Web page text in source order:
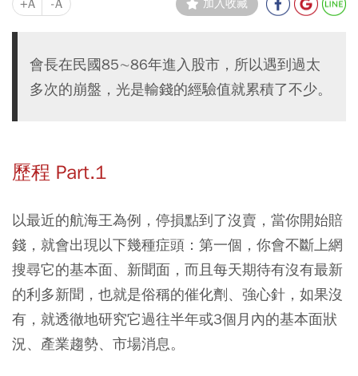
+A -A 加入收藏
會長在民國85∼86年進入股市，所以遇到過太
多次的崩盤，光是輸錢的經驗值就累積了不少。
歷程 Part.1
以最近的航海王為例，停損點到了沒賣，當你開始賠
錢，就會出現以下幾種症頭：第一個，你會不斷上網
搜尋它的基本面、新聞面，而且每天期待有沒有最新
的利多新聞，也就是俗稱的催化劑、強心針，如果沒
有，就透徹地研究它過往半年或3個月內的基本面狀
況、產業趨勢、市場消息。